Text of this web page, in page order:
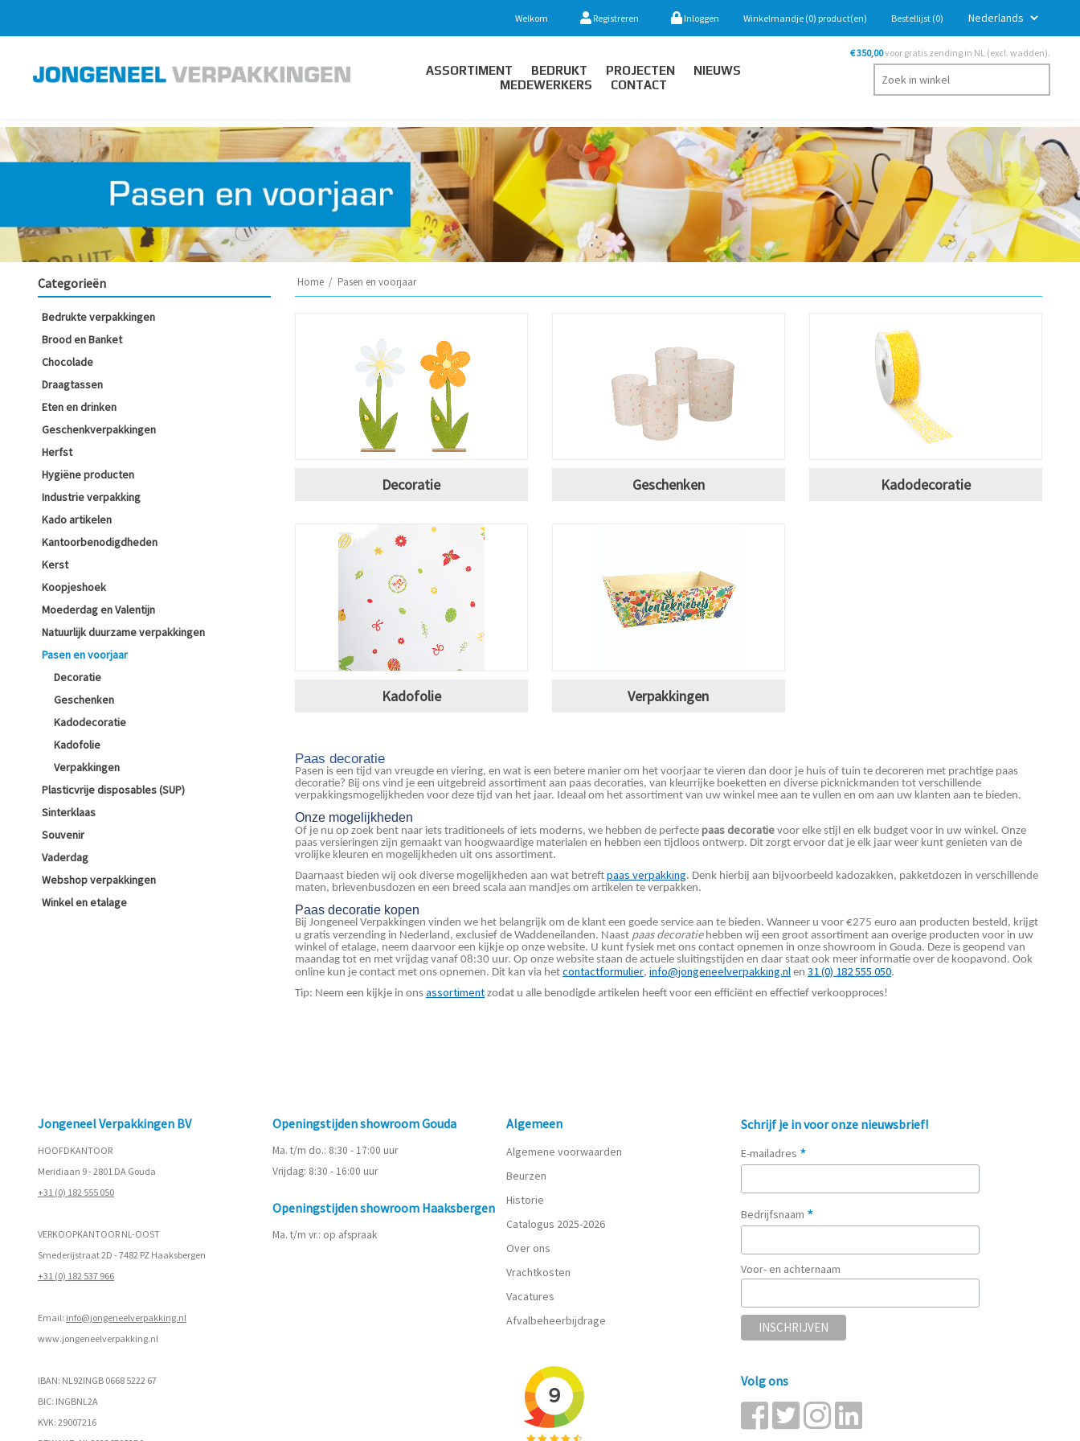
Welkom Registreren Inloggen Winkelmandje (0) product(en) Bestellijst (0)
ASSORTIMENT BEDRUKT PROJECTEN
NIEUWS
MEDEWERKERS
CONTACT
€ 350,00voor gratis zending in NL (excl. wadden).
Categorieën
Bedrukte verpakkingen
Brood en Banket
Chocolade
Draagtassen
Eten en drinken
Geschenkverpakkingen
Herfst
Hygiëne producten
Industrie verpakking
Kado artikelen
Kantoorbenodigdheden
Kerst
Koopjeshoek
Moederdag en Valentijn
Natuurlijk duurzame verpakkingen
Pasen en voorjaar
Decoratie
Geschenken
Kadodecoratie
Kadofolie
Verpakkingen
Plasticvrije disposables (SUP)
Sinterklaas
Souvenir
Vaderdag
Webshop verpakkingen
Winkel en etalage
Home / Pasen en voorjaar
Decoratie Geschenken Kadodecoratie
Kadofolie Verpakkingen
Paas decoratie
Pasen is een tijd van vreugde en viering, en wat is een betere manier om het voorjaar te vieren dan door je huis of tuin te decoreren met prachtige paas
decoratie? Bij ons vind je een uitgebreid assortiment aan paas decoraties, van kleurrijke boeketten en diverse picknickmanden tot verschillende
verpakkingsmogelijkheden voor deze tijd van het jaar. Ideaal om het assortiment van uw winkel mee aan te vullen en om aan uw klanten aan te bieden.
Onze mogelijkheden
Of je nu op zoek bent naar iets traditioneels of iets moderns, we hebben de perfecte paas decoratie voor elke stijl en elk budget voor in uw winkel. Onze
paas versieringen zijn gemaakt van hoogwaardige materialen en hebben een tijdloos ontwerp. Dit zorgt ervoor dat je elk jaar weer kunt genieten van de
vrolijke kleuren en mogelijkheden uit ons assortiment.
Daarnaast bieden wij ook diverse mogelijkheden aan wat betreft paas verpakking. Denk hierbij aan bijvoorbeeld kadozakken, pakketdozen in verschillende
maten, brievenbusdozen en een breed scala aan mandjes om artikelen te verpakken.
Paas decoratie kopen
Bij Jongeneel Verpakkingen vinden we het belangrijk om de klant een goede service aan te bieden. Wanneer u voor €275 euro aan producten besteld, krijgt
u gratis verzending in Nederland, exclusief de Waddeneilanden. Naast paas decoratiehebben wij een groot assortiment aan overige producten voor in uw
winkel of etalage, neem daarvoor een kijkje op onze website. U kunt fysiek met ons contact opnemen in onze showroom in Gouda. Deze is geopend van
maandag tot en met vrijdag vanaf 08:30 uur. Op onze website staan de actuele sluitingstijden en daar staat ook meer informatie over de koopavond. Ook
online kun je contact met ons opnemen. Dit kan via het contactformulier, info@jongeneelverpakking.nl en 31 (0) 182 555 050.
Tip: Neem een kijkje in ons assortiment zodat u alle benodigde artikelen heeft voor een efficiënt en effectief verkoopproces!
Jongeneel Verpakkingen BV
HOOFDKANTOOR
Meridiaan 9 - 2801 DA Gouda
+31 (0) 182 555 050
VERKOOPKANTOOR NL-OOST
Smederijstraat 2D - 7482 PZ Haaksbergen
+31 (0) 182 537 966
Email: info@jongeneelverpakking.nl
www.jongeneelverpakking.nl
IBAN: NL92INGB 0668 5222 67
BIC: INGBNL2A
KVK: 29007216
Openingstijden showroom Gouda
Ma. t/m do.: 8:30 - 17:00 uur
Vrijdag: 8:30 - 16:00 uur
Openingstijden showroom Haaksbergen
Ma. t/m vr.: op afspraak
Algemeen
Algemene voorwaarden
Beurzen
Historie
Catalogus 2025-2026
Over ons
Vrachtkosten
Vacatures
Afvalbeheerbijdrage
Schrijf je in voor onze nieuwsbrief!
E-mailadres *
Bedrijfsnaam *
Voor- en achternaam
Volg ons